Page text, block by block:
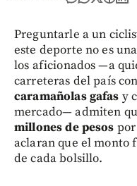
Preguntarle a un
este deporte no es
los aficionados —a
carreteras del país con
caramañolas gafas y
mercado— admiten
millones de pesos
aclaran que el monto
de cada bolsillo.